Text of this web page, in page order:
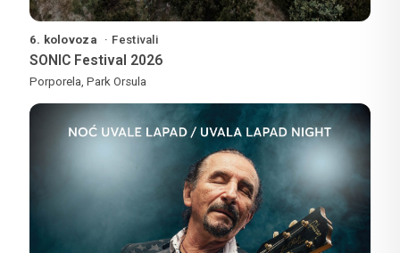
6. kolovoza Festivali
SONIC Festival 2026
Porporela, Park Orsula